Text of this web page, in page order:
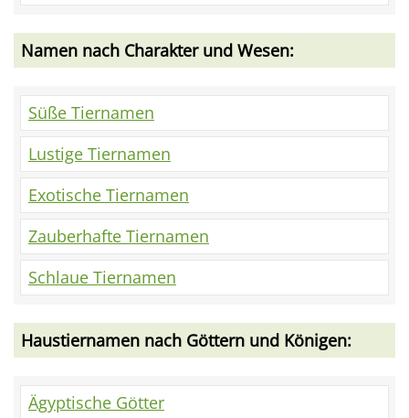
Namen nach Charakter und Wesen:
Süße Tiernamen
Lustige Tiernamen
Exotische Tiernamen
Zauberhafte Tiernamen
Schlaue Tiernamen
Haustiernamen nach Göttern und Königen:
Ägyptische Götter